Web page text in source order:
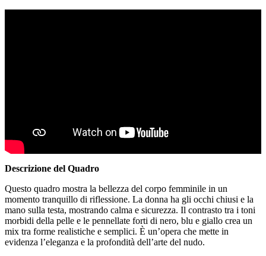
Descrizione del Quadro
Questo quadro mostra la bellezza del corpo femminile in un
momento tranquillo di riflessione. La donna ha gli occhi chiusi e la
mano sulla testa, mostrando calma e sicurezza. Il contrasto tra i toni
morbidi della pelle e le pennellate forti di nero, blu e giallo crea un
mix tra forme realistiche e semplici. È un’opera che mette in
evidenza l’eleganza e la profondità dell’arte del nudo.